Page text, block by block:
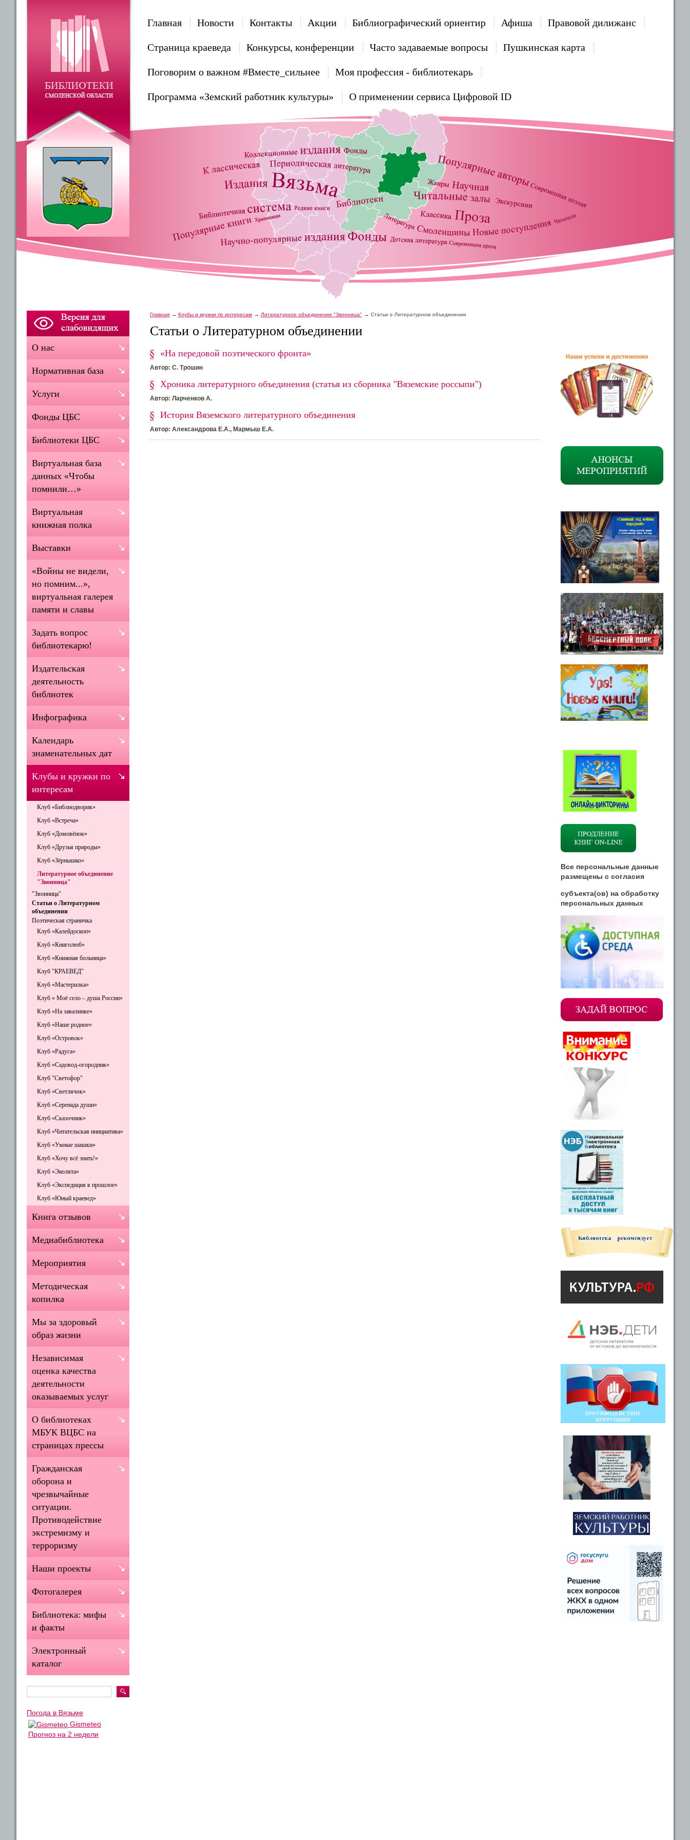
Главная Новости Контакты Акции Библиографический ориентир Афиша Правовой дилижанс
Страница краеведа Конкурсы, конференции Часто задаваемые вопросы Пушкинская карта
Поговорим о важном #Вместе_сильнее Моя профессия - библиотекарь
Программа «Земский работник культуры» О применении сервиса Цифровой ID
Главная Клубы и кружки по интересам Литературное объединение "Звонница" Статьи о Литературном объединении
Статьи о Литературном объединении
«На передовой поэтического фронта»
Автор: С. Трошин
Хроника литературного объединения (статья из сборника "Вяземские россыпи")
Автор: Ларченков А.
История Вяземского литературного объединения
Автор: Александрова Е.А., Мармыш Е.А.
О нас
Нормативная база
Услуги
Фонды ЦБС
Библиотеки ЦБС
Виртуальная база
данных «Чтобы
помнили…»
Виртуальная
книжная полка
Выставки
«Войны не видели,
но помним...»,
виртуальная галерея
памяти и славы
Задать вопрос
библиотекарю!
Издательская
деятельность
библиотек
Инфографика
Календарь
знаменательных дат
Клубы и кружки по
интересам
Клуб «Библиодворик»
Клуб «Встреча»
Клуб «Домовёнок»
Клуб «Друзья природы»
Клуб «Зёрнышко»
Литературное объединение
"Звонница"
"Звонница"
Статьи о Литературном
объединении
Поэтическая страничка
Клуб «Калейдоскоп»
Клуб «Книголюб»
Клуб «Книжная больница»
Клуб "КРАЕВЕД"
Клуб «Мастерилка»
Клуб « Моё село – душа России»
Клуб «На завалинке»
Клуб «Наше родное»
Клуб «Островок»
Клуб «Радуга»
Клуб «Садовод-огородник»
Клуб "Светофор"
Клуб «Светлячок»
Клуб «Серенада души»
Клуб «Сказочник»
Клуб «Читательская инициатива»
Клуб «Умные шашки»
Клуб «Хочу всё знать!»
Клуб «Эколята»
Клуб «Экспедиция в прошлое»
Клуб «Юный краевед»
Книга отзывов
Медиабиблиотека
Мероприятия
Методическая
копилка
Мы за здоровый
образ жизни
Независимая
оценка качества
деятельности
оказываемых услуг
О библиотеках
МБУК ВЦБС на
страницах прессы
Гражданская
оборона и
чрезвычайные
ситуации.
Противодействие
экстремизму и
терроризму
Наши проекты
Фотогалерея
Библиотека: мифы
и факты
Электронный
каталог
Погода в Вязьме
Gismeteo
Прогноз на 2 недели
Все персональные данные
размещены с согласия
субъекта(ов) на обработку
персональных данных